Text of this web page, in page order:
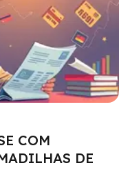
COM
DE